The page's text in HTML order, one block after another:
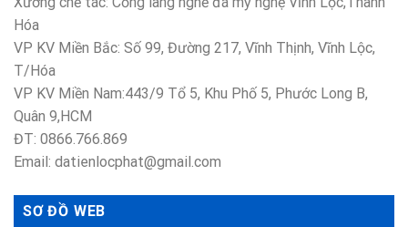
Hóa
VP KV Miền Bắc: Số 99, Đường 217, Vĩnh Thịnh, Vĩnh Lộc,
T/Hóa
VP KV Miền Nam:443/9 Tổ 5, Khu Phố 5, Phước Long B,
Quân 9,HCM
ĐT: 0866.766.869
Email: datienlocphat@gmail.com
SƠ ĐỒ WEB